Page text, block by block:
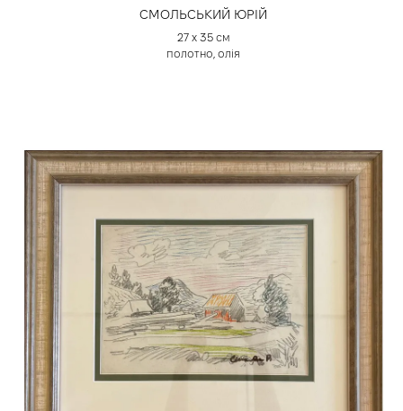
СМОЛЬСЬКИЙ ЮРІЙ
27 х 35 см
полотно, олія